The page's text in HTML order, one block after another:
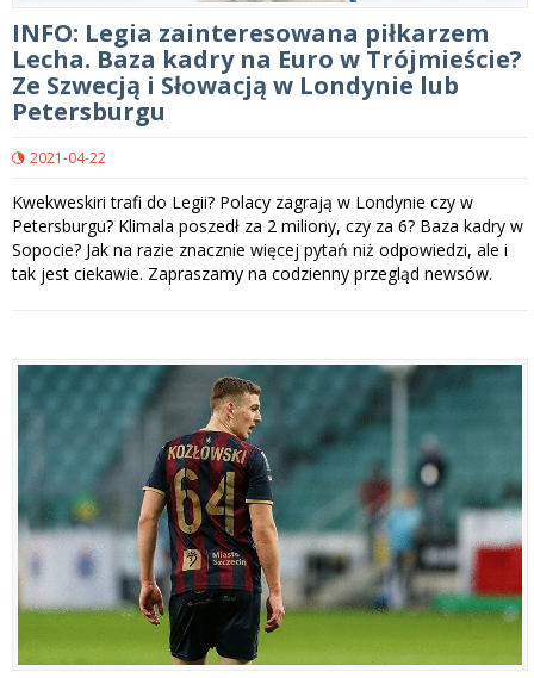
INFO: Legia zainteresowana piłkarzem
Lecha. Baza kadry na Euro w Trójmieście?
Ze Szwecją i Słowacją w Londynie lub
Petersburgu
2021-04-22
Kwekweskiri trafi do Legii? Polacy zagrają w Londynie czy w
Petersburgu? Klimala poszedł za 2 miliony, czy za 6? Baza kadry w
Sopocie? Jak na razie znacznie więcej pytań niż odpowiedzi, ale i
tak jest ciekawie. Zapraszamy na codzienny przegląd newsów.